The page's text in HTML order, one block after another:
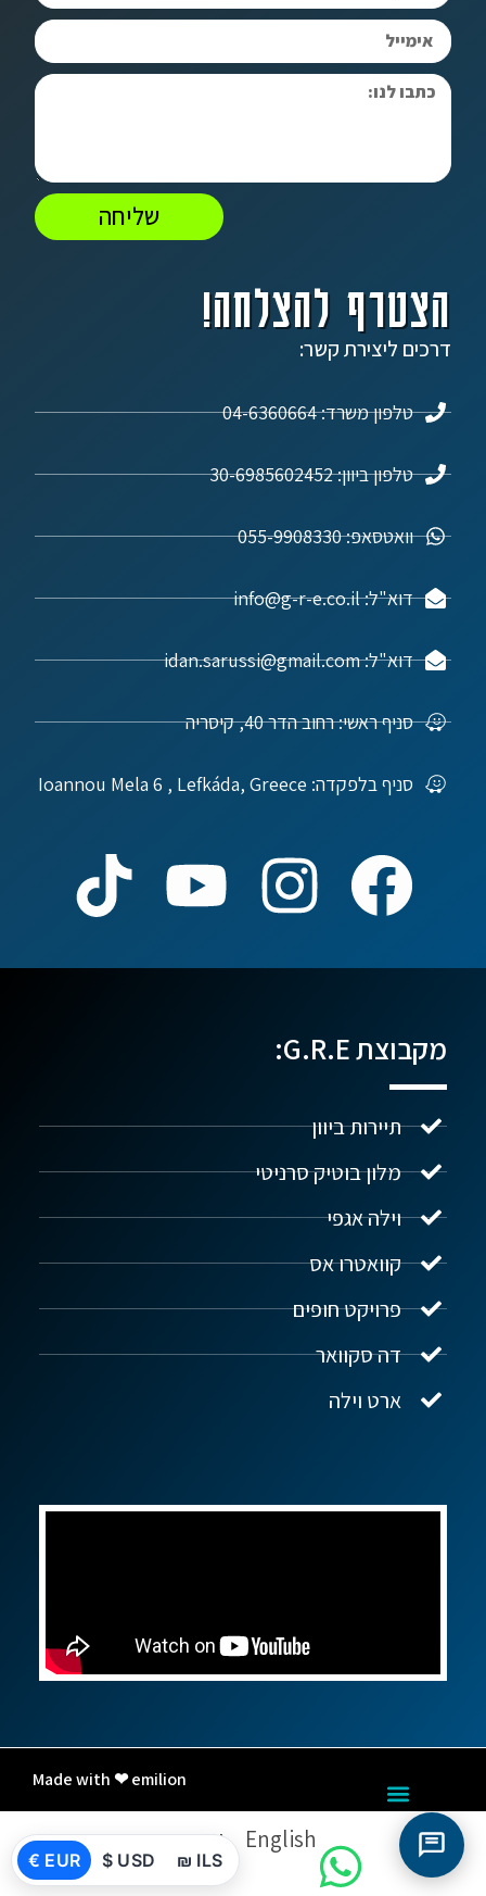
הצטרף להצלחה!
דרכים ליצירת קשר:
טלפון משרד: 04-6360664
טלפון ביוון: 30-6985602452
וואטסאפ: 055-9908330
דוא"ל: info@g-r-e.co.il
דוא"ל: idan.sarussi@gmail.com
סניף ראשי: רחוב הדר 40, קיסריה
סניף בלפקדה: Ioannou Mela 6 , Lefkáda, Greece
שליחה
מקבוצת G.R.E:
תיירות ביוון
מלון בוטיק סרניטי
וילה אגפי
קוואטרו אס
פרויקט חופים
דה סקוואר
ארט וילה
Made with ❤ emilion
English עברית
€ EUR $ USD ₪ ILS
נדל"ן ביוון G.R.E
שלום! איך אפשר לעזור?